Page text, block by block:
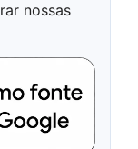
nossas